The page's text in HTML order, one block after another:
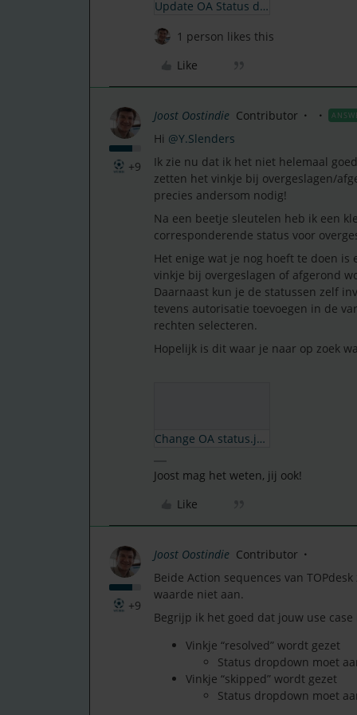
Update OA Status dropdown obv. vinkje (JvdK).json
1 person likes this
Like
+9
Joost Oostindie Contributor
Hi ​ @Y.Slenders
Ik zie nu dat ik het niet helemaal
zetten het vinkje bij overgeslagen/
precies andersom nodig!
Na een beetje sleutelen heb ik een
corresponderende status voor
Het enige wat je nog hoeft te doen
vinkje bij overgeslagen of afgerond
Daarnaast kun je de statussen zelf
tevens autorisatie toevoegen in de
rechten selecteren.
Hopelijk is dit waar je naar op zoek
Change OA status.json
Joost mag het weten, jij ook!
Like
+9
Joost Oostindie Contributor
Beide Action sequences van
waarde niet aan.
Begrijp ik het goed dat jouw use case
Vinkje “resolved” wordt gezet
Status dropdown moet
Vinkje “skipped” wordt gezet
Status dropdown moet